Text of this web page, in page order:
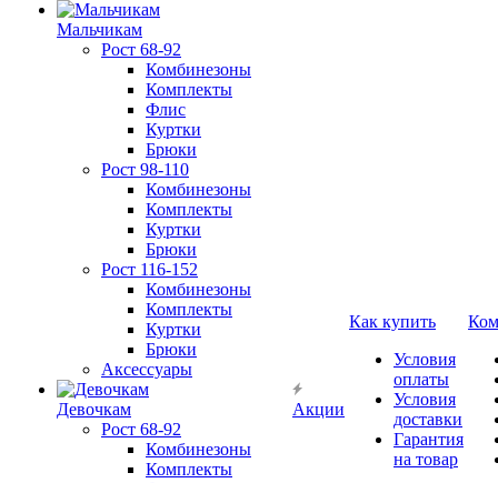
Мальчикам
Рост 68-92
Комбинезоны
Комплекты
Флис
Куртки
Брюки
Рост 98-110
Комбинезоны
Комплекты
Куртки
Брюки
Рост 116-152
Комбинезоны
Комплекты
Куртки
Брюки
Аксессуары
Девочкам
Рост 68-92
Комбинезоны
Комплекты
Акции
Как купить
Условия
оплаты
Условия
доставки
Гарантия
на товар